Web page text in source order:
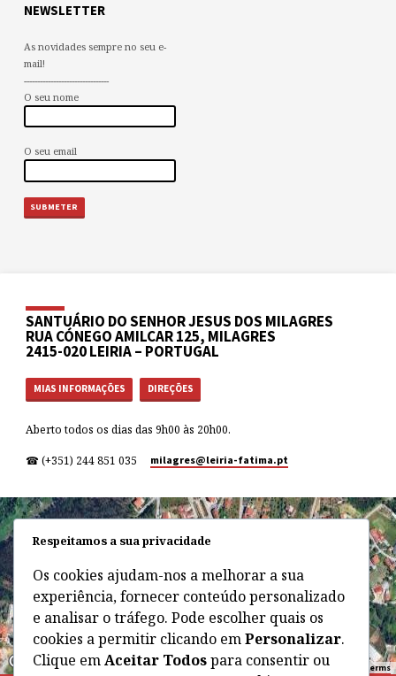
NEWSLETTER
As novidades sempre no seu e-
mail!
--------------------------------
O seu nome
O seu email
SANTUÁRIO DO SENHOR JESUS DOS MILAGRES
RUA CÓNEGO AMILCAR 125, MILAGRES
2415-020 LEIRIA – PORTUGAL
MIAS INFORMAÇÕES DIREÇÕES
Aberto todos os dias das 9h00 às 20h00.
☎ (+351) 244 851 035 milagres​@leiria-fatima.pt
Keyboard shortcuts Image may be subject to copyright Terms
Respeitamos a sua privacidade
Os cookies ajudam-nos a melhorar a sua
experiência, fornecer conteúdo personalizado
e analisar o tráfego. Pode escolher quais os
cookies a permitir clicando emPersonalizar.
Clique emAceitar Todospara consentir ou